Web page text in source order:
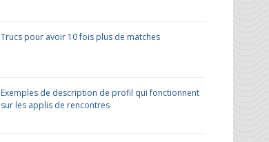
Trucs pour avoir 10 fois plus de matches
Exemples de description de profil qui fonctionnent
sur les applis de rencontres